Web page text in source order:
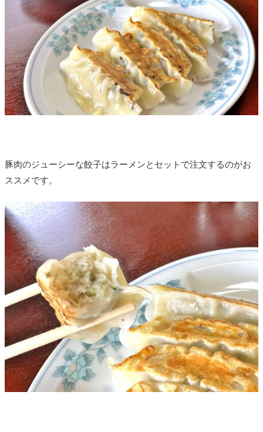
豚肉のジューシーな餃子はラーメンとセットで注文するのがお
ススメです。